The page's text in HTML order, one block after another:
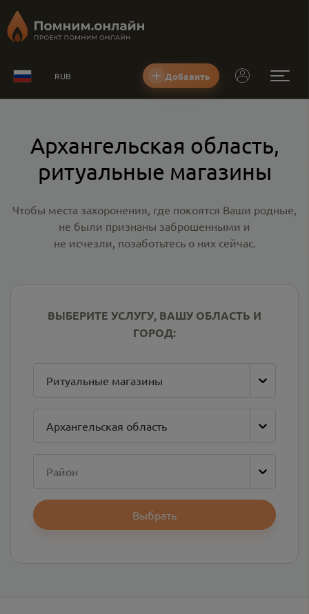
RUB Добавить
Архангельская область,
ритуальные магазины
Чтобы места захоронения, где покоятся Ваши родные,
не были признаны заброшенными и
не исчезли, позаботьтесь о них сейчас.
ВЫБЕРИТЕ УСЛУГУ, ВАШУ ОБЛАСТЬ И
ГОРОД:
Ритуальные магазины
Архангельская область
Район
Выбрать